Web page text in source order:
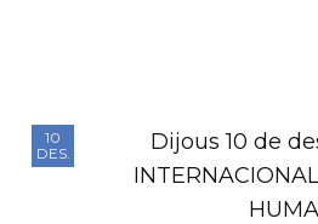
10
DES.
Dijous 10 de